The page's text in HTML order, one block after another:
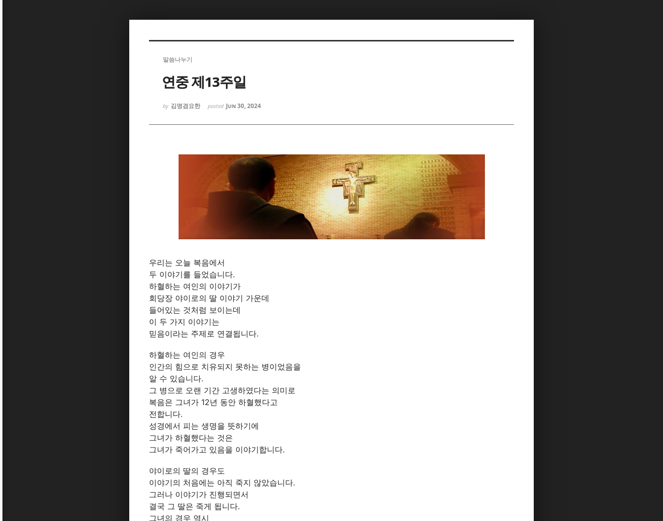
말씀나누기
연중 제13주일
by 김명겸요한 posted Jun 30, 2024
우리는 오늘 복음에서
두 이야기를 들었습니다.
하혈하는 여인의 이야기가
회당장 야이로의 딸 이야기 가운데
들어있는 것처럼 보이는데
이 두 가지 이야기는
믿음이라는 주제로 연결됩니다.
하혈하는 여인의 경우
인간의 힘으로 치유되지 못하는 병이었음을
알 수 있습니다.
그 병으로 오랜 기간 고생하였다는 의미로
복음은 그녀가 12년 동안 하혈했다고
전합니다.
성경에서 피는 생명을 뜻하기에
그녀가 하혈했다는 것은
그녀가 죽어가고 있음을 이야기합니다.
야이로의 딸의 경우도
이야기의 처음에는 아직 죽지 않았습니다.
그러나 이야기가 진행되면서
결국 그 딸은 죽게 됩니다.
그녀의 경우 역시
Sketchbook5, 스케치북5
Sketchbook5, 스케치북5
Sketchbook5, 스케치북5
Sketchbook5, 스케치북5